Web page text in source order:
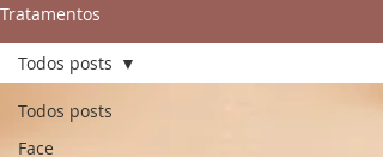
Tratamentos
Todos posts
Face
Todos posts